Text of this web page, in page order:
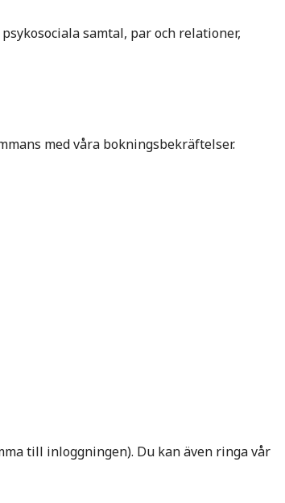
samtal, par och relationer,
med våra bokningsbekräftelser.
till inloggningen). Du kan även ringa vår